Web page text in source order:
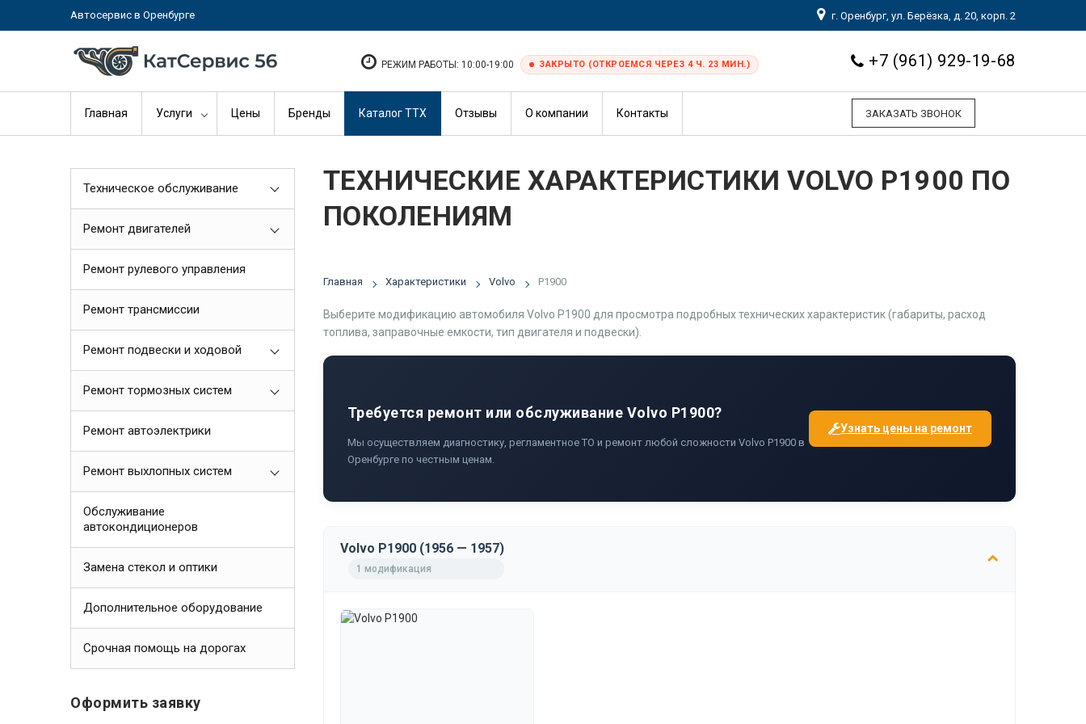
Автосервис в Оренбурге г. Оренбург, ул. Берёзка, д. 20, корп. 2
+7 (961) 929-19-68
РЕЖИМ РАБОТЫ: 10:00-19:00 ЗАКРЫТО (ОТКРОЕМСЯ ЧЕРЕЗ 4 Ч. 23 МИН.)
ЗАКАЗАТЬ ЗВОНОК
Главная Услуги Цены Бренды Каталог ТТХ Отзывы О компании Контакты
ТЕХНИЧЕСКИЕ ХАРАКТЕРИСТИКИ VOLVO P1900 ПО
ПОКОЛЕНИЯМ
Главная Характеристики Volvo P1900
Выберите модификацию автомобиля Volvo P1900 для просмотра подробных технических характеристик (габариты, расход
топлива, заправочные емкости, тип двигателя и подвески).
Требуется ремонт или обслуживание Volvo P1900?
Мы осуществляем диагностику, регламентное ТО и ремонт любой сложности Volvo P1900 в
Оренбурге по честным ценам.
Узнать цены на ремонт
Volvo P1900 (1956 — 1957)
1 модификация
Техническое обслуживание
Ремонт двигателей
Ремонт рулевого управления
Ремонт трансмиссии
Ремонт подвески и ходовой
Ремонт тормозных систем
Ремонт автоэлектрики
Ремонт выхлопных систем
Обслуживание
автокондиционеров
Замена стекол и оптики
Дополнительное оборудование
Срочная помощь на дорогах
Оформить заявку